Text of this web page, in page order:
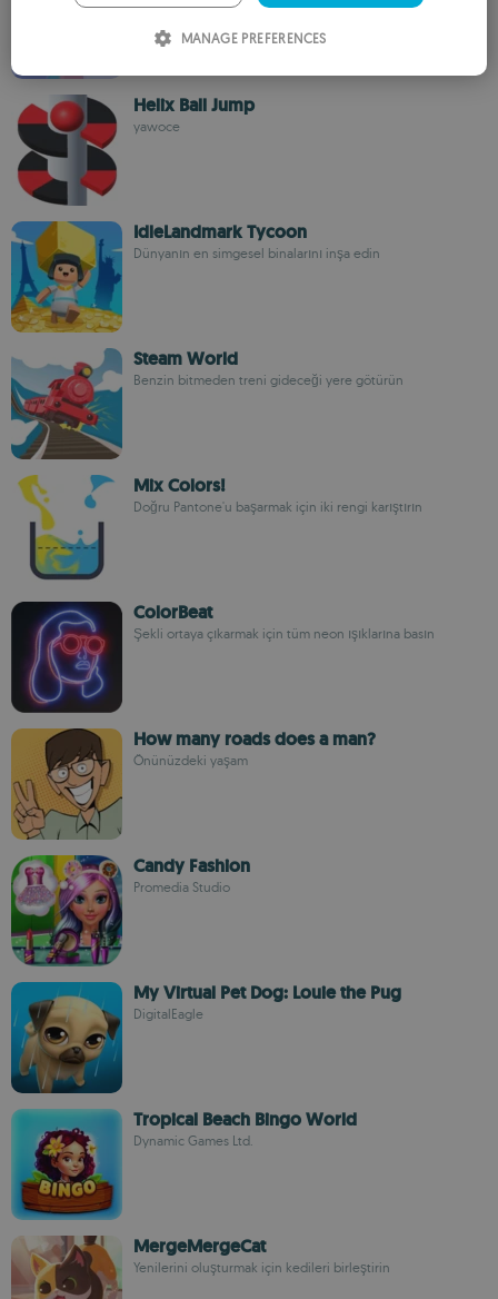
Helix Ball Jump
yawoce
IdleLandmark Tycoon
Dünyanın en simgesel binalarını inşa edin
Steam World
Benzin bitmeden treni gideceği yere götürün
Mix Colors!
Doğru Pantone'u başarmak için iki rengi karıştırın
ColorBeat
Şekli ortaya çıkarmak için tüm neon ışıklarına basın
How many roads does a man?
Önünüzdeki yaşam
Candy Fashion
Promedia Studio
My Virtual Pet Dog: Louie the Pug
DigitalEagle
Tropical Beach Bingo World
Dynamic Games Ltd.
MergeMergeCat
Yenilerini oluşturmak için kedileri birleştirin
MANAGE PREFERENCES